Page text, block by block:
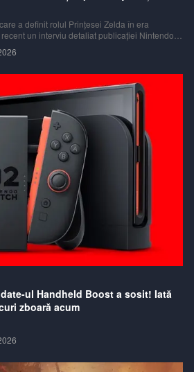
a definit rolul Prințesei Zelda în era
un interviu detaliat publicației Nintendo
până la responsabilitatea morală de a da via
ul Handheld Boost a sosit! Iată
zboară acum